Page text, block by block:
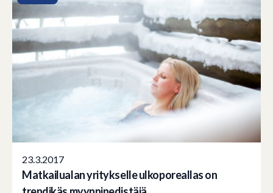
23.3.2017
Matkailualan yritykselle ulkoporeallas on